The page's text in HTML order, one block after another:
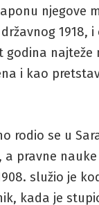
njegove
1918,
godina
i kao
rodio se u
a pravne
služio je
kada je